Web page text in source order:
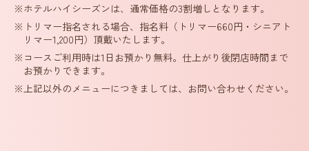
※ホテルハイシーズンは、通常価格の3割増しとなります。
※トリマー指名される場合、指名料（トリマー660円・シニアト
リマー1,200円）頂戴いたします。
※コースご利用時は1日お預かり無料。仕上がり後閉店時間まで
お預かりできます。
※上記以外のメニューにつきましては、お問い合わせください。